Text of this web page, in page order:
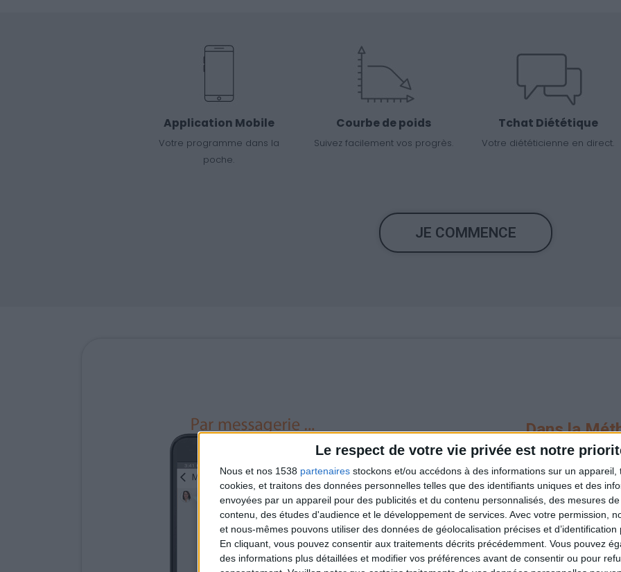
Le respect de votre vie privée est notre
Nous et nos 1538 partenaires stockons et/ou accédons à des informations sur un appareil,
cookies, et traitons des données personnelles telles que des identifiants uniques et des
envoyées par un appareil pour des publicités et du contenu personnalisés, des mesures
contenu, des études d'audience et le développement de services. Avec votre permission,
et nous-mêmes pouvons utiliser des données de géolocalisation précises et d’identification
En cliquant, vous pouvez consentir aux traitements décrits précédemment. Vous pouvez
des informations plus détaillées et modifier vos préférences avant de consentir ou pour
Application Mobile
Votre programme dans la
poche.
Courbe de poids
Suivez facilement vos progrès.
Tchat Diététique
Votre diététicienne en direct.
JE COMMENCE
Dans la
VOUS ÊTES
✔️ Votre diététicienne dédiée
tout au long du programme.
✔️ Vous échangez avec elle
✔️ Vous la retrouvez chaque